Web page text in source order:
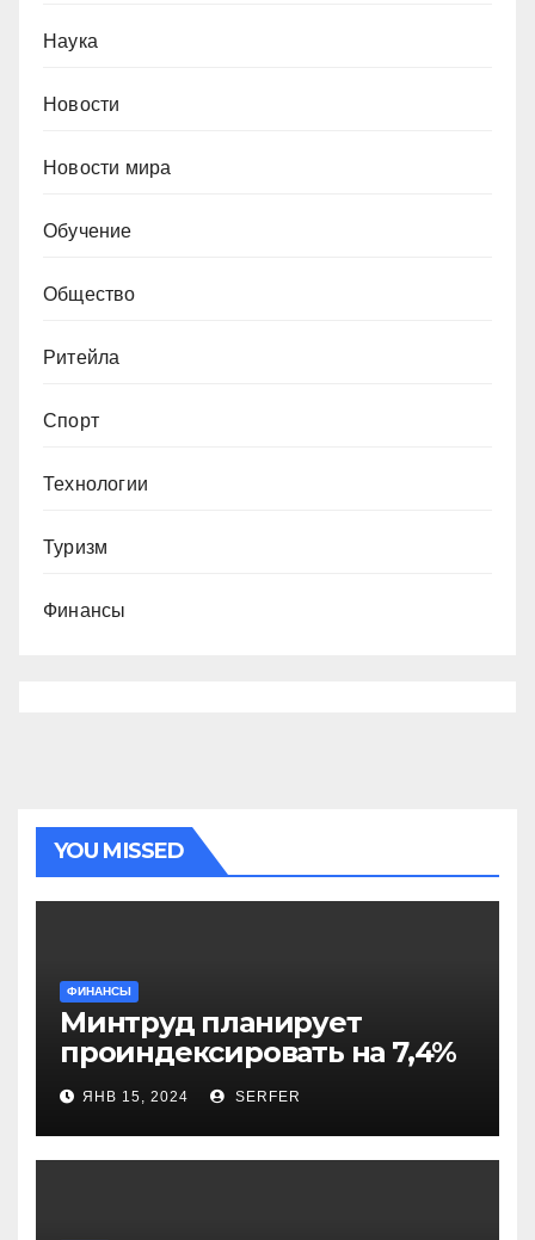
Наука
Новости
Новости мира
Обучение
Общество
Ритейла
Спорт
Технологии
Туризм
Финансы
YOU MISSED
ФИНАНСЫ
Минтруд планирует
проиндексировать на 7,4%
более 40 выплат и
компенсаций
ЯНВ 15, 2024 SERFER